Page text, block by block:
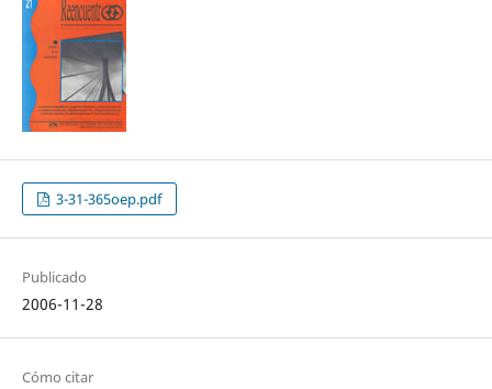
3-31-365oep.pdf
Publicado
2006-11-28
Cómo citar